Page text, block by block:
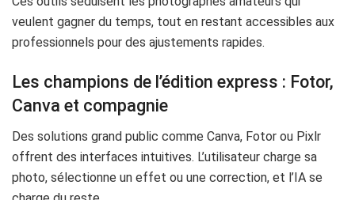
veulent gagner du temps, tout en restant accessibles aux
professionnels pour des ajustements rapides.
Les champions de l’édition express : Fotor,
Canva et compagnie
Des solutions grand public comme Canva, Fotor ou Pixlr
offrent des interfaces intuitives. L’utilisateur charge sa
photo, sélectionne un effet ou une correction, et l’IA se